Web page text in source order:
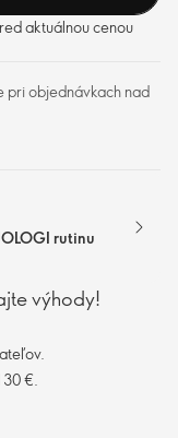
aktuálnou cenou
pri objednávkach nad
rutinu
výhody!
€.